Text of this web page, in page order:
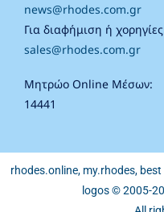
news@rhodes.com.gr
Για διαφήμιση ή
sales@rhodes.com.gr
Μητρώο Online Μέσων:
14441
rhodes.online, my.rhodes,
logos © 2005-